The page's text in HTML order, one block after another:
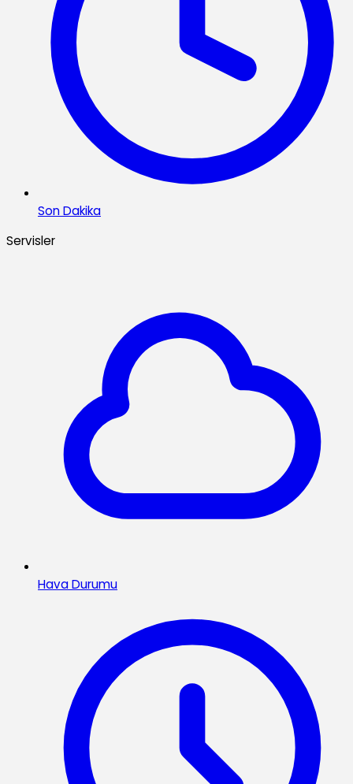
Son Dakika
Servisler
Hava Durumu